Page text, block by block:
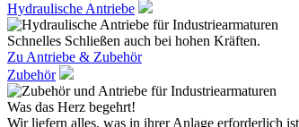
Hydraulische Antriebe
Schnelles Schließen auch bei hohen Kräften.
Zu Antriebe & Zubehör
Zubehör
Was das Herz begehrt!
Wir liefern alles, was in ihrer Anlage erforderlich